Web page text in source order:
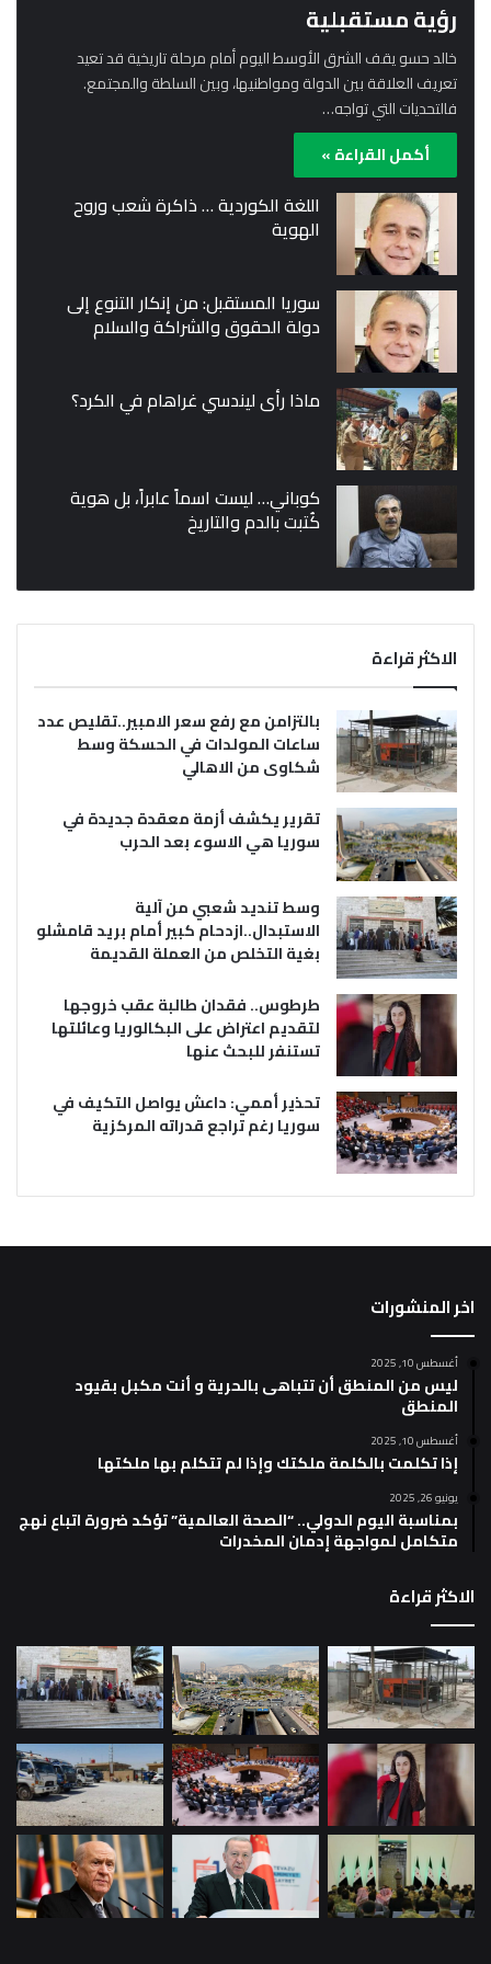
رؤية مستقبلية
خالد حسو يقف الشرق الأوسط اليوم أمام مرحلة تاريخية قد تعيد
تعريف العلاقة بين الدولة ومواطنيها، وبين السلطة والمجتمع.
فالتحديات التي تواجه…
أكمل القراءة »
اللغة الكوردية … ذاكرة شعب وروح
الهوية
سوريا المستقبل: من إنكار التنوع إلى
دولة الحقوق والشراكة والسلام
ماذا رأى ليندسي غراهام في الكرد؟
كوباني… ليست اسماً عابراً، بل هوية
كُتبت بالدم والتاريخ
الاكثر قراءة
بالتزامن مع رفع سعر الامبير..تقليص عدد
ساعات المولدات في الحسكة وسط
شكاوى من الاهالي
تقرير يكشف أزمة معقدة جديدة في
سوريا هي الاسوء بعد الحرب
وسط تنديد شعبي من آلية
الاستبدال..ازدحام كبير أمام بريد قامشلو
بغية التخلص من العملة القديمة
طرطوس.. فقدان طالبة عقب خروجها
لتقديم اعتراض على البكالوريا وعائلتها
تستنفر للبحث عنها
تحذير أممي: داعش يواصل التكيف في
سوريا رغم تراجع قدراته المركزية
اخر المنشورات
أغسطس 10, 2025
ليس من المنطق أن تتباهى بالحرية و أنت مكبل بقيود
المنطق
أغسطس 10, 2025
إذا تكلمت بالكلمة ملكتك وإذا لم تتكلم بها ملكتها
يونيو 26, 2025
بمناسبة اليوم الدولي.. “الصحة العالمية” تؤكد ضرورة اتباع نهج
متكامل لمواجهة إدمان المخدرات
الاكثر قراءة